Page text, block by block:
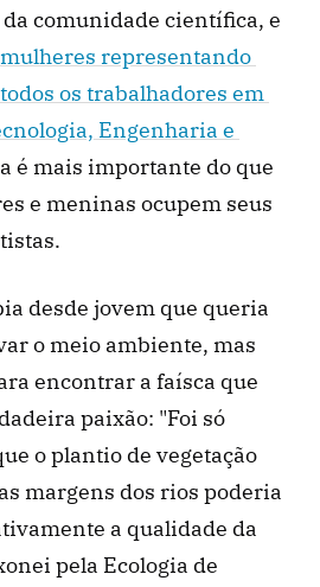
comunidade científica, e
mulheres representando
os trabalhadores em
Engenharia e
é mais importante do que
e meninas ocupem seus
desde jovem que queria
o meio ambiente, mas
encontrar a faísca que
paixão: "Foi só
o plantio de vegetação
margens dos rios poderia
a qualidade da
pela Ecologia de